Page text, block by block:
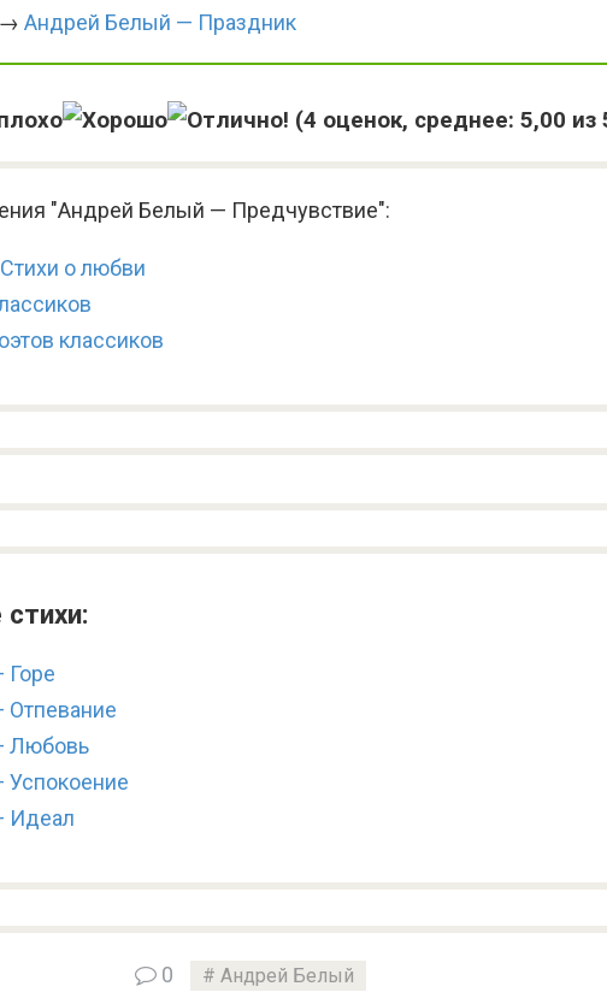
→ Андрей Белый — Праздник
(4 оценок, среднее: 5,00 из
"Андрей Белый — Предчувствие":
о любви
классиков
Любовь
Идеал
0 Андрей Белый